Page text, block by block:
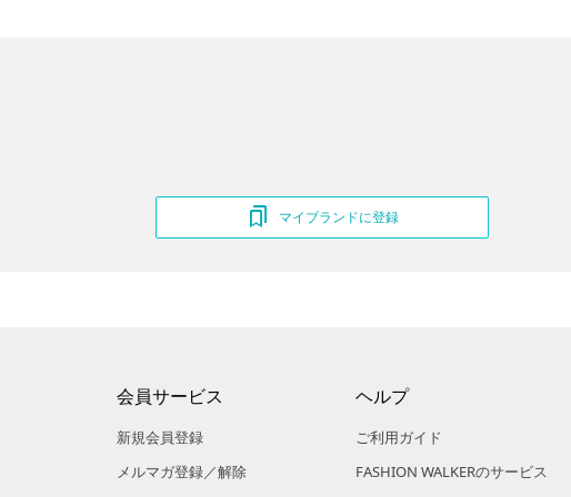
マイブランドに登録
会員サービス
新規会員登録
メルマガ登録／解除
ヘルプ
ご利用ガイド
FASHION WALKERのサービス